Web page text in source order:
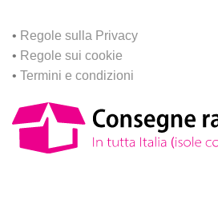
• Regole sulla Privacy
• Regole sui cookie
• Termini e condizioni